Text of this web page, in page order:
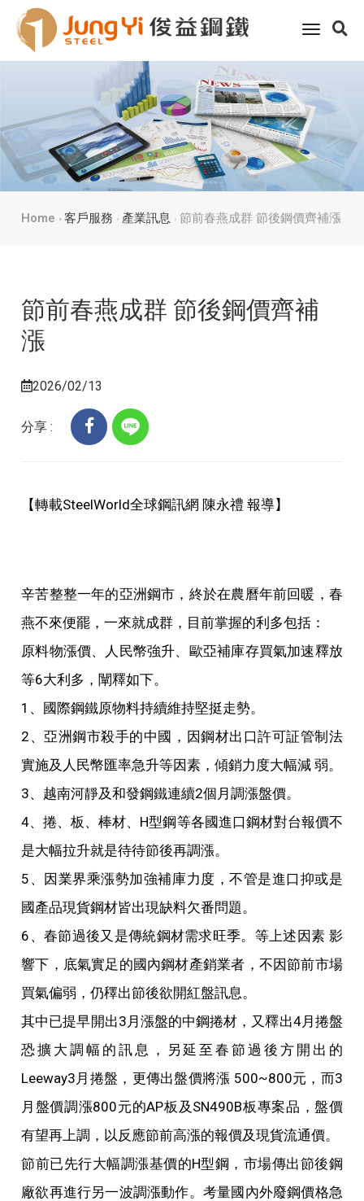
toggle
Home 客戶服務 產業訊息 節前春燕成群 節後鋼價齊補漲
節前春燕成群 節後鋼價齊補
漲
2026/02/13
分享 :
【轉載SteelWorld全球鋼訊網 陳永禮 報導】
辛苦整整一年的亞洲鋼市，終於在農曆年前回暖，春
燕不來便罷，一來就成群，目前掌握的利多包括：
原料物漲價、人民幣強升、歐亞補庫存買氣加速釋放
等6大利多，闡釋如下。
1、國際鋼鐵原物料持續維持堅挺走勢。
2、亞洲鋼市殺手的中國，因鋼材出口許可証管制法
實施及人民幣匯率急升等因素，傾銷力度大幅減 弱。
3、越南河靜及和發鋼鐵連續2個月調漲盤價。
4、捲、板、棒材、H型鋼等各國進口鋼材對台報價不
是大幅拉升就是待待節後再調漲。
5、因業界乘漲勢加強補庫力度，不管是進口抑或是
國產品現貨鋼材皆出現缺料欠番問題。
6、春節過後又是傳統鋼材需求旺季。等上述因素 影
響下，底氣實足的國內鋼材產銷業者，不因節前市場
買氣偏弱，仍䆁出節後欲開紅盤訊息。
其中已提早開出3月漲盤的中鋼捲材，又釋出4月捲盤
恐擴大調幅的訊息，另延至春節過後方開出的
Leeway3月捲盤，更傳出盤價將漲 500~800元，而3
月盤價調漲800元的AP板及SN490B板專案品，盤價
有望再上調，以反應節前高漲的報價及現貨流通價。
節前已先行大幅調漲基價的H型鋼，市場傳出節後鋼
廠欲再進行另一波調漲動作。考量國內外廢鋼價格急